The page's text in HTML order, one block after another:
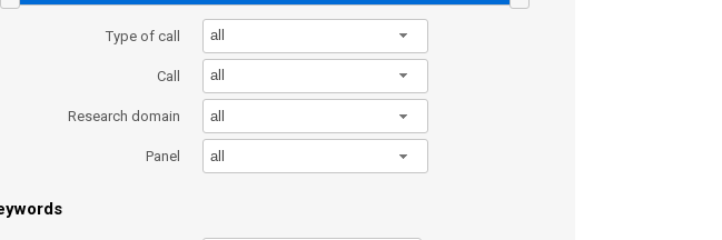
Type of call all
Call all
Research domain all
Panel all